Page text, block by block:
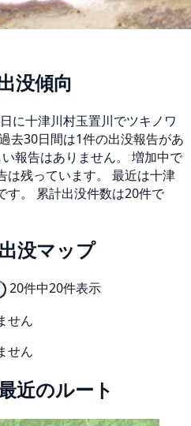
没傾向
に十津川村玉置川でツキノワ
去30日間は1件の出没報告があ
報告はありません。 増加中で
は残っています。 最近は十津
す。 累計出没件数は20件で
没マップ
20件中20件表示
せん
せん
近のルート